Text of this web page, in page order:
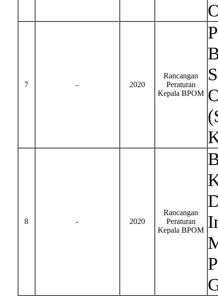
7 - 2020
Rancangan
Peraturan
Kepala BPOM
8 - 2020
Rancangan
Peraturan
Kepala BPOM